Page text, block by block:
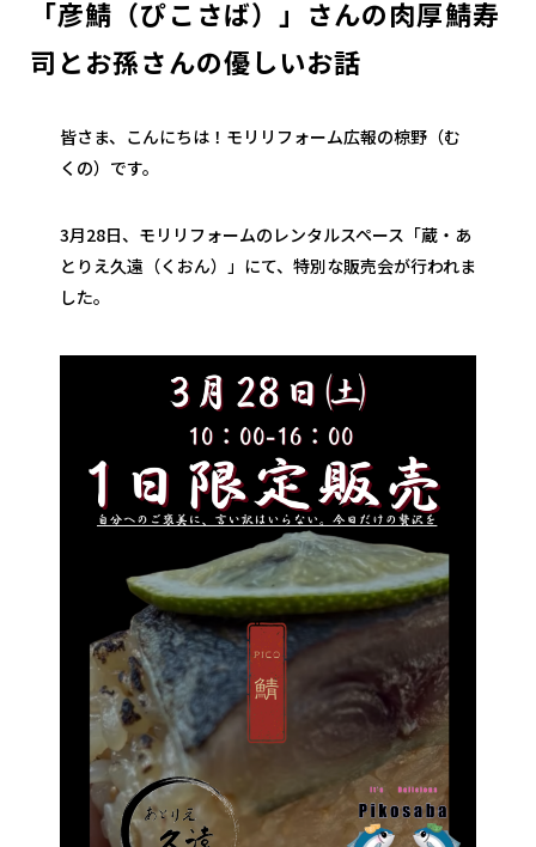
「彦鯖（ぴこさば）」さんの肉厚鯖寿
司とお孫さんの優しいお話
皆さま、こんにちは！モリリフォーム広報の椋野（む
くの）です。
3月28日、モリリフォームのレンタルスペース「蔵・あ
とりえ久遠（くおん）」にて、特別な販売会が行われま
した。